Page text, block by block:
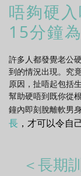
唔夠硬
15分鐘
許多人都發覺老公
到的情況出現。究
原因，扯唔起包括
幫助硬唔到既你從
鐘內即刻脫離軟男
長 ，才可以令自
＜長期